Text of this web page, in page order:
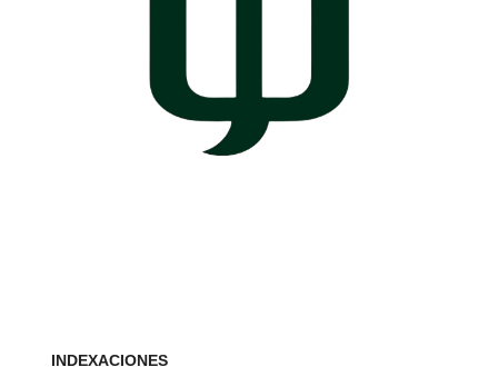
INDEXACIONES